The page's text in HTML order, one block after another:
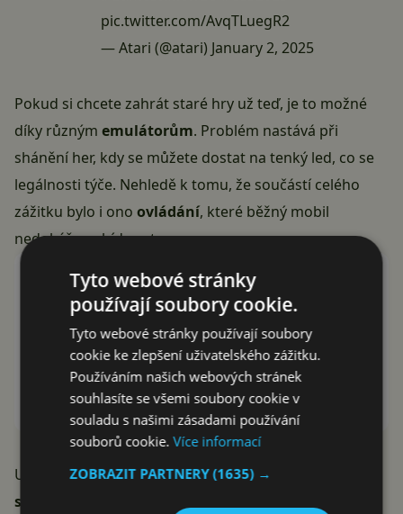
pic.twitter.com/AvqTLuegR2
— Atari (@atari) January 2, 2025
Pokud si chcete zahrát staré hry už teď, je to možné
díky různým emulátorům. Problém nastává při
shánění her, kdy se můžete dostat na tenký led, co se
legálnosti týče. Nehledě k tomu, že součástí celého
zážitku bylo i ono ovládání, které běžný mobil
nedokáže nabídnout.
Emu2600 XL
Pentawire
Instalovat (Free)
Google Play
Uvidíme, jakou nasadí výrobcecenu a jaký bude
seznam podporovaných her
Tyto webové stránky
používají soubory cookie.
Tyto webové stránky používají soubory
cookie ke zlepšení uživatelského zážitku.
Používáním našich webových stránek
souhlasíte se všemi soubory cookie v
souladu s našimi zásadami používání
souborů cookie.Více informací
ZOBRAZIT PARTNERY(1635) →